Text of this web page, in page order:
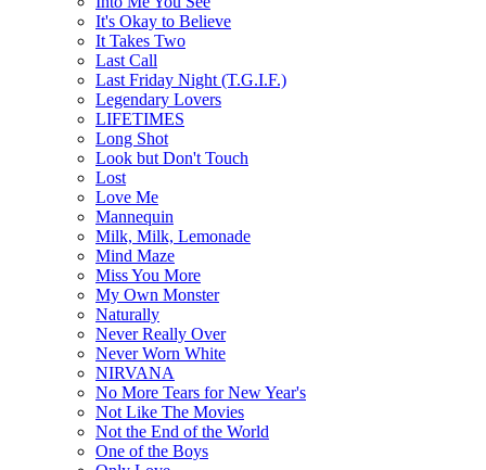
It's Okay to Believe
It Takes Two
Last Call
Last Friday Night (T.G.I.F.)
Legendary Lovers
LIFETIMES
Long Shot
Look but Don't Touch
Lost
Love Me
Mannequin
Milk, Milk, Lemonade
Mind Maze
Miss You More
My Own Monster
Naturally
Never Really Over
Never Worn White
NIRVANA
No More Tears for New Year's
Not Like The Movies
Not the End of the World
One of the Boys